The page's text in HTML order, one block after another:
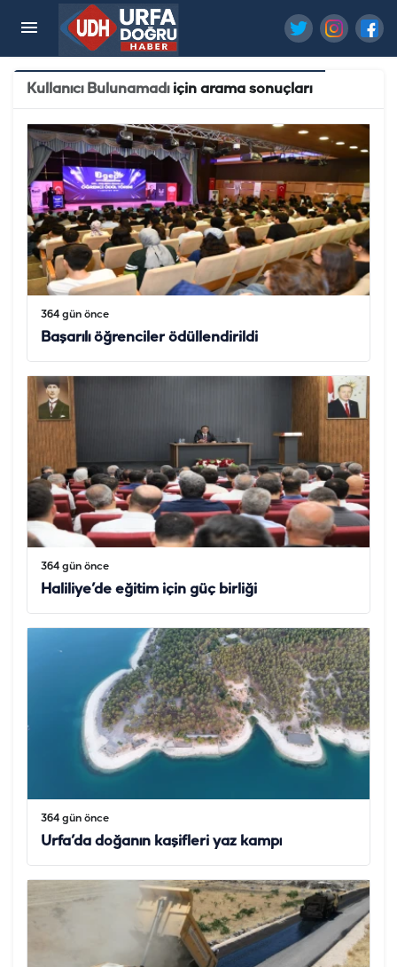
Kullanıcı Bulunamadıiçin arama sonuçları
364 gün önce
Başarılı öğrenciler ödüllendirildi
364 gün önce
Haliliye’de eğitim için güç birliği
364 gün önce
Urfa’da doğanın kaşifleri yaz kampı